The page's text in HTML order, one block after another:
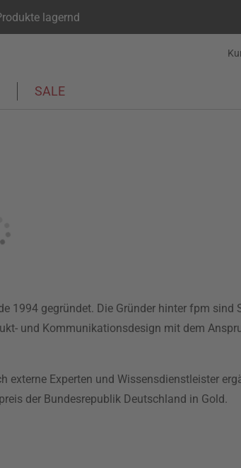
lagernd
SALE
1994 gegründet. Die Gründer hinter fpm sind
und Kommunikationsdesign mit dem
Experten und Wissensdienstleister
der Bundesrepublik Deutschland in Gold.